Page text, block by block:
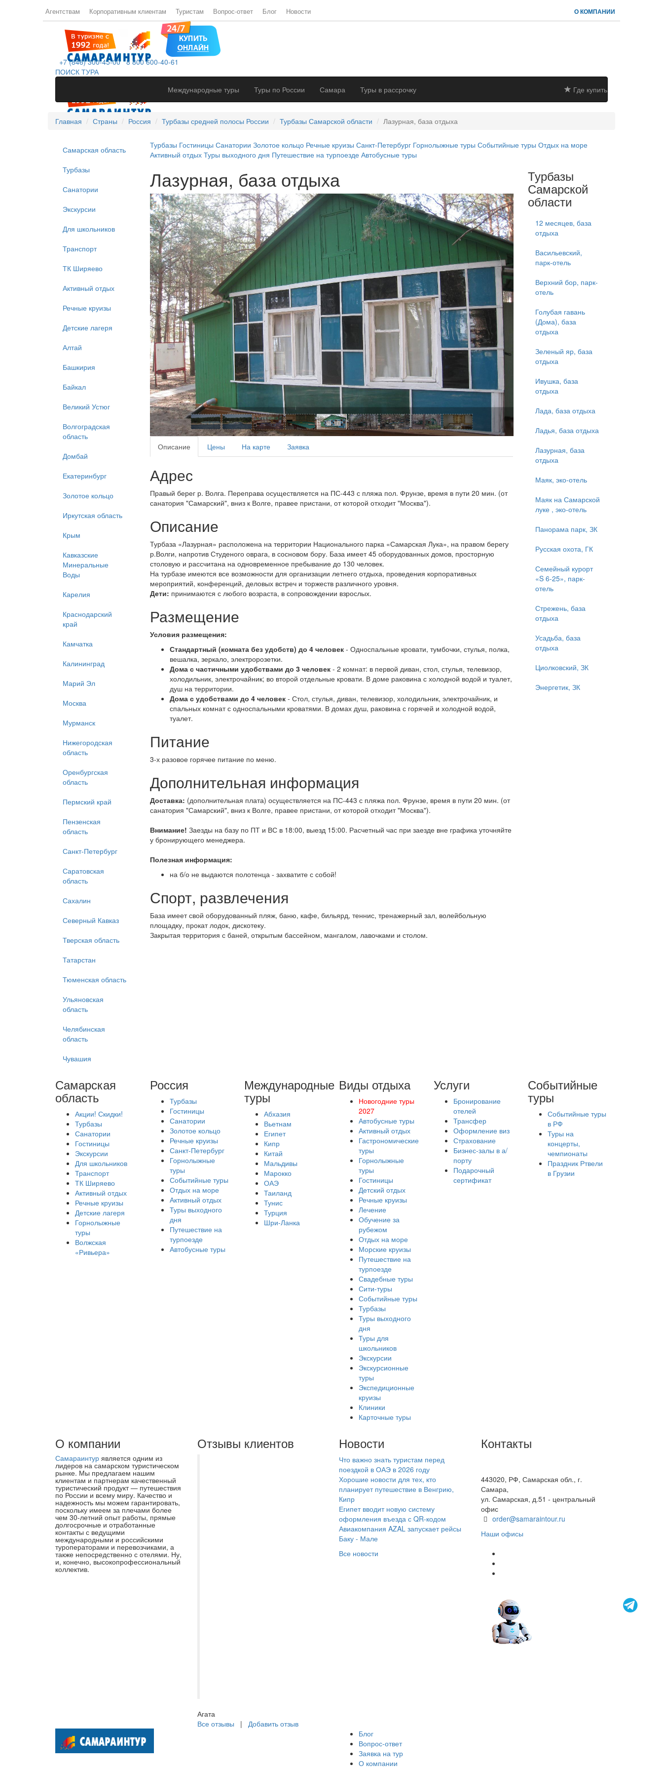
Агентствам Корпоративным клиентам Туристам Вопрос-ответ Блог Новости О КОМПАНИИ
+7 (846) 300-45-00 8 800 600-40-61
ПОИСК ТУРА
Международные туры
Туры по России Самара Туры в рассрочку Где купить
Главная Страны Россия Турбазы средней полосы России Турбазы Самарской области Лазурная, база отдыха
Самарская область
Турбазы
Санатории
Экскурсии
Для школьников
Транспорт
ТК Ширяево
Активный отдых
Речные круизы
Детские лагеря
Алтай
Башкирия
Байкал
Великий Устюг
Волгоградская
область
Домбай
Екатеринбург
Золотое кольцо
Иркутская область
Крым
Кавказские
Минеральные
Воды
Карелия
Краснодарский
край
Камчатка
Калининград
Марий Эл
Москва
Мурманск
Нижегородская
область
Оренбургская
область
Пермский край
Пензенская
область
Санкт-Петербург
Саратовская
область
Сахалин
Северный Кавказ
Тверская область
Татарстан
Тюменская область
Ульяновская
область
Челябинская
область
Чувашия
Турбазы Гостиницы Санатории Золотое кольцо Речные круизы Санкт-Петербург Горнолыжные туры Событийные туры Отдых на море
Активный отдых Туры выходного дня Путешествие на турпоезде Автобусные туры
Лазурная, база отдыха
Описание Цены На карте Заявка
Адрес
Правый берег р. Волга. Переправа осуществляется на ПС-443 с пляжа пол. Фрунзе, время в пути 20 мин. (от
санатория "Самарский", вниз к Волге, правее пристани, от которой отходит "Москва").
Описание
Турбаза «Лазурная» расположена на территории Национального парка «Самарская Лука», на правом берегу
р.Волги, напротив Студеного оврага, в сосновом бору. База имеет 45 оборудованных домов, просторную
столовую и рассчитана на одновременное пребывание до 130 человек.
На турбазе имеются все возможности для организации летнего отдыха, проведения корпоративных
мероприятий, конференций, деловых встреч и торжеств различного уровня.
Дети: принимаются с любого возраста, в сопровождении взрослых.
Размещение
Условия размещения:
Стандартный (комната без удобств) до 4 человек- Односпальные кровати, тумбочки, стулья, полка,
вешалка, зеркало, электророзетки.
Дома с частичными удобствами до 3 человек- 2 комнат: в первой диван, стол, стулья, телевизор,
холодильник, электрочайник; во второй отдельные кровати. В доме раковина с холодной водой и туалет,
душ на территории.
Дома с удобствами до 4 человек - Стол, стулья, диван, телевизор, холодильник, электрочайник, и
спальных комнат с односпальными кроватями. В домах душ, раковина с горячей и холодной водой,
туалет.
Питание
3-х разовое горячее питание по меню.
Дополнительная информация
Доставка: (дополнительная плата) осуществляется на ПС-443 с пляжа пол. Фрунзе, время в пути 20 мин. (от
санатория "Самарский", вниз к Волге, правее пристани, от которой отходит "Москва").
Внимание! Заезды на базу по ПТ и ВС в 18:00, выезд 15:00. Расчетный час при заезде вне графика уточняйте
у бронирующего менеджера.
Полезная информация:
на б/о не выдаются полотенца - захватите с собой!
Спорт, развлечения
База имеет свой оборудованный пляж, баню, кафе, бильярд, теннис, тренажерный зал, волейбольную
площадку, прокат лодок, дискотеку.
Закрытая территория с баней, открытым бассейном, мангалом, лавочками и столом.
Турбазы
Самарской
области
12 месяцев, база
отдыха
Васильевский,
парк-отель
Верхний бор, парк-
отель
Голубая гавань
(Дома), база
отдыха
Зеленый яр, база
отдыха
Ивушка, база
отдыха
Лада, база отдыха
Ладья, база отдыха
Лазурная, база
отдыха
Маяк, эко-отель
Маяк на Самарской
луке , эко-отель
Панорама парк, ЗК
Русская охота, ГК
Семейный курорт
«S 6-25», парк-
отель
Стрежень, база
отдыха
Усадьба, база
отдыха
Циолковский, ЗК
Энергетик, ЗК
Самарская
область
Акции! Скидки!
Турбазы
Санатории
Гостиницы
Экскурсии
Для школьников
Транспорт
ТК Ширяево
Активный отдых
Речные круизы
Детские лагеря
Горнолыжные
туры
Волжская
«Ривьера»
Россия
Турбазы
Гостиницы
Санатории
Золотое кольцо
Речные круизы
Санкт-Петербург
Горнолыжные
туры
Событийные туры
Отдых на море
Активный отдых
Туры выходного
дня
Путешествие на
турпоезде
Автобусные туры
Международные
туры
Абхазия
Вьетнам
Египет
Кипр
Китай
Мальдивы
Марокко
ОАЭ
Таиланд
Тунис
Турция
Шри-Ланка
Виды отдыха
Новогодние туры
2027
Автобусные туры
Активный отдых
Гастрономические
туры
Горнолыжные
туры
Гостиницы
Детский отдых
Речные круизы
Лечение
Обучение за
рубежом
Отдых на море
Морские круизы
Путешествие на
турпоезде
Свадебные туры
Сити-туры
Событийные туры
Турбазы
Туры выходного
дня
Туры для
школьников
Экскурсии
Экскурсионные
туры
Экспедиционные
круизы
Клиники
Карточные туры
Услуги
Бронирование
отелей
Трансфер
Оформление виз
Страхование
Бизнес-залы в а/
порту
Подарочный
сертификат
Событийные
туры
Событийные туры
в РФ
Туры на
концерты,
чемпионаты
Праздник Ртвели
в Грузии
О компании
Самараинтур является одним из
лидеров на самарском туристическом
рынке. Мы предлагаем нашим
клиентам и партнерам качественный
туристический продукт — путешествия
по России и всему миру. Качество и
надежность мы можем гарантировать,
поскольку имеем за плечами более
чем 30-летний опыт работы, прямые
долгосрочные и отработанные
контакты с ведущими
международными и российскими
туроператорами и перевозчиками, а
также непосредственно с отелями. Ну,
и, конечно, высокопрофессиональный
коллектив.
Отзывы клиентов
Агата
Все отзывы | Добавить отзыв
Новости
Что важно знать туристам перед
поездкой в ОАЭ в 2026 году
Хорошие новости для тех, кто
планирует путешествие в Венгрию,
Кипр
Египет вводит новую систему
оформления въезда с QR-кодом
Авиакомпания AZAL запускает рейсы
Баку - Мале
Все новости
Контакты
443020, РФ, Самарская обл., г.
Самара,
ул. Самарская, д.51 - центральный
офис
order@samaraintour.ru
Наши офисы
Блог
Вопрос-ответ
Заявка на тур
О компании